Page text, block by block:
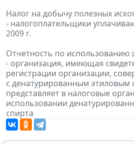
Налог на добычу полезных
- налогоплательщики
2009 г.
Отчетность по использованию
- организация, имеющая
регистрации организации,
с денатурированным этиловым
представляет в налоговые
использовании
спирта